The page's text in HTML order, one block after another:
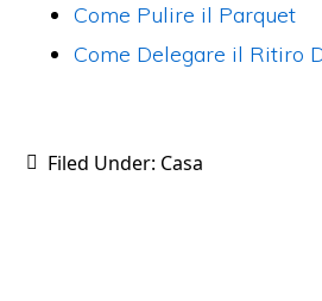
Come Pulire il Parquet
Come Delegare il Ritiro
Filed Under: Casa